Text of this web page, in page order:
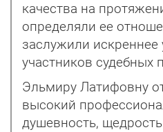
качества на
определяли ее
заслужили искреннее
участников судебных
Эльмиру Латифовну
высокий
душевность,